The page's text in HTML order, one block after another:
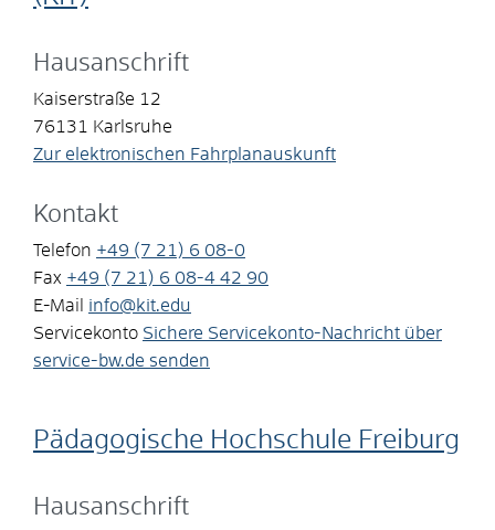
Hausanschrift
Kaiserstraße 12
76131
Karlsruhe
Zur elektronischen Fahrplanauskunft
Kontakt
Telefon +49 (7 21) 6 08-0
Fax +49 (7 21) 6 08-4 42 90
E-Mail
info@kit.edu
Servicekonto Sichere Servicekonto-Nachricht über
service-bw.de senden
Pädagogische Hochschule Freiburg
Hausanschrift